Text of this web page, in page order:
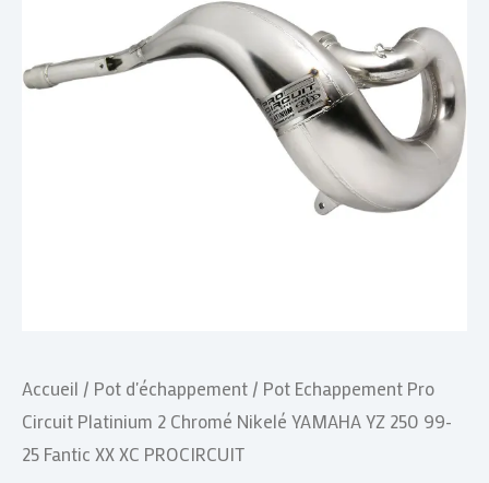
Accueil / Pot d'échappement / Pot Echappement Pro
Circuit Platinium 2 Chromé Nikelé YAMAHA YZ 250 99-
25 Fantic XX XC PROCIRCUIT
Circuit
Platinium
Fantic
XX
XC